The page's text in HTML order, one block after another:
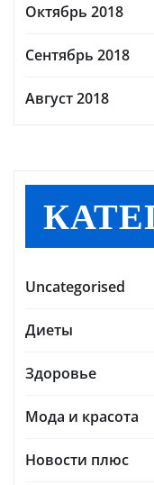
Октябрь 2018
Сентябрь 2018
Август 2018
Uncategorised
Диеты
Здоровье
Мода и красота
Новости плюс